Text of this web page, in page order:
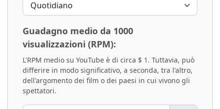
Guadagno medio da 1000
visualizzazioni (RPM):
L'RPM medio su YouTube è di circa $ 1. Tuttavia, può
differire in modo significativo, a seconda, tra l'altro,
dell'argomento dei film o dei paesi in cui vivono gli
spettatori.